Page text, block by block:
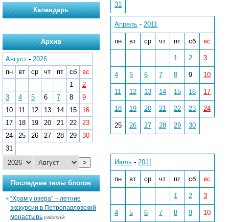
31
Апрель - 2011
пн вт ср чт пт сб вс
1 2 3
4 5 6 7 8 9 10
11 12 13 14 15 16 17
18 19 20 21 22 23 24
25 26 27 28 29 30
Июль - 2011
пн вт ср чт пт сб вс
1 2 3
4 5 6 7 8 9 10
Календарь
Архив
Август - 2026
пн
вт ср чт пт сб
вс
1
2
3
4 5 6 7 8
9
10
11 12 13 14 15
16
17
18 19 20 21 22
23
24
25 26 27 28 29
30
31
>
Последние темы блогов
“Храм у озера” – летние
экскурсии в Петропавловский
монастырь palomnik